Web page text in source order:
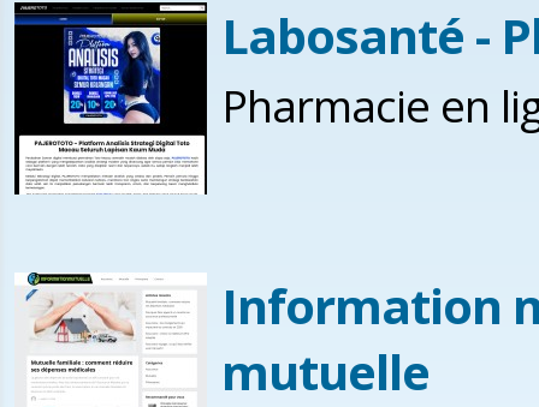
Labosanté -
Pharmacie en
Information
mutuelle